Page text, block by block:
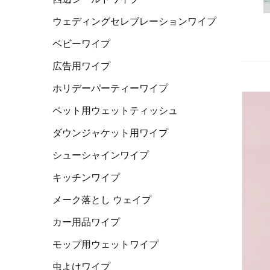
ウェディングセレブレーションワイプ
ベビーワイプ
広告用ワイプ
ホリデーパーティーワイプ
ペット用ウェットティッシュ
ダウンジャケット用ワイプ
シューシャインワイプ
キッチンワイプ
メーク落とし ウェイプ
カー用品ワイプ
モップ用ウェットワイプ
虫よけワイプ